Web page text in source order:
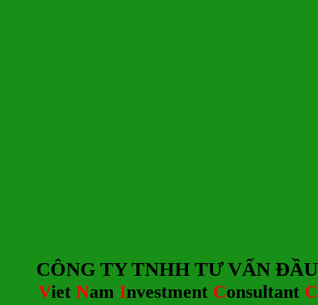
CÔNG TY TNHH TƯVẤN
Viet Nam Investment Consultant